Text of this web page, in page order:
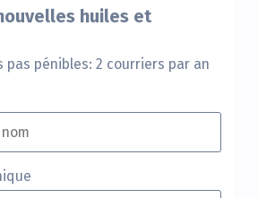
huiles et
pas pénibles: 2 courriers par an